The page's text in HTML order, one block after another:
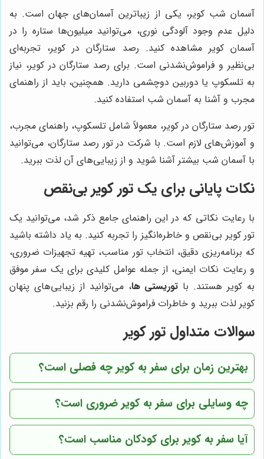
آسمان شب کویر، یکی از زیباترین آسمان‌های جهان است. به
دلیل عدم وجود آلودگی نوری، می‌توانید میلیون‌ها ستاره را در
آسمان کویر مشاهده کنید. رصد ستارگان در کویر، تجربه‌ای
بی‌نظیر و فراموش‌نشدنی است. برای رصد ستارگان در کویر، نیاز
به تلسکوپ یا دوربین دوچشمی دارید. همچنین، باید از راهنمای
مجرب و آشنا به آسمان شب استفاده کنید.
تور رصد ستارگان در کویر، معمولاً شامل تلسکوپ، راهنمای مجرب،
و آموزش‌های لازم است. با شرکت در تور رصد ستارگان، می‌توانید
با آسمان شب بیشتر آشنا شوید و از زیبایی‌های آن لذت ببرید.
نکات پایانی برای یک تور کویر بی‌نقص
با رعایت نکاتی که در این راهنمای جامع ذکر شد، می‌توانید یک
تور کویر بی‌نقص و خاطره‌انگیز را تجربه کنید. به یاد داشته باشید
که برنامه‌ریزی دقیق، انتخاب تور مناسب، تهیه تجهیزات ضروری،
و رعایت نکات ایمنی، از جمله عوامل کلیدی برای یک سفر موفق
به کویر هستند. با توریستی ها، می‌توانید از زیبایی‌های پنهان
کویر لذت ببرید و خاطرات فراموش‌نشدنی را رقم بزنید.
سوالات متداول تور کویر
بهترین زمان برای سفر به کویر چه فصلی است؟
چه وسایلی برای سفر به کویر ضروری است؟
آیا سفر به کویر برای کودکان مناسب است؟